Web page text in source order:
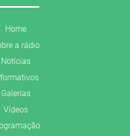
Home
a rádio
Notícias
Galerias
Vídeos